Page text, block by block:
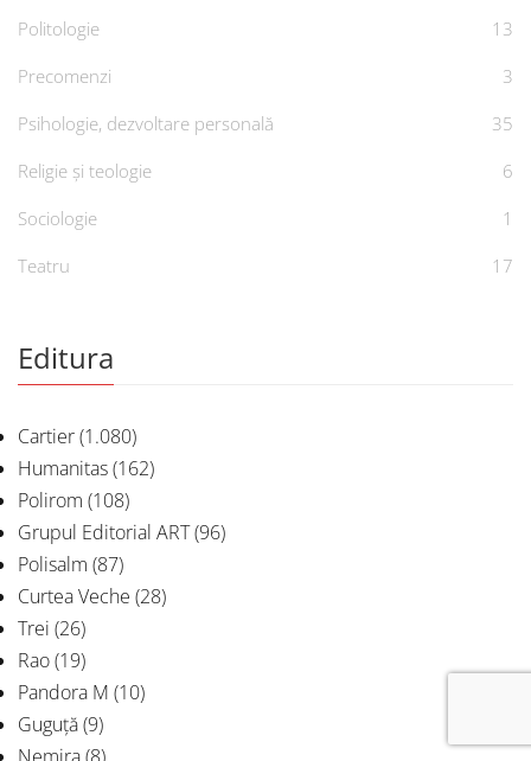
Politologie
13
Precomenzi
3
Psihologie, dezvoltare personală
35
Religie și teologie
6
Sociologie
1
Teatru
17
Editura
Cartier(1.080)
Humanitas(162)
Polirom (108)
Grupul Editorial ART(96)
Polisalm (87)
Curtea Veche (28)
Trei (26)
Rao(19)
Pandora M (10)
Guguță(9)